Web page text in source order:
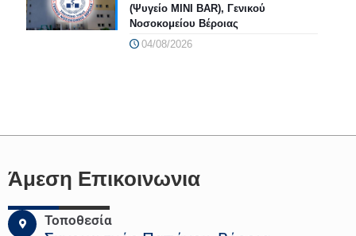
(Ψυγείο MINI BAR), Γενικού
Νοσοκομείου Βέροιας
04/08/2026
Άμεση Επικοινωνια
Τοποθεσία